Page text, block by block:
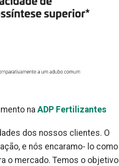
na ADP Fertilizantes
dos nossos clientes. O
e nós encaramo- lo como
o mercado. Temos o objetivo